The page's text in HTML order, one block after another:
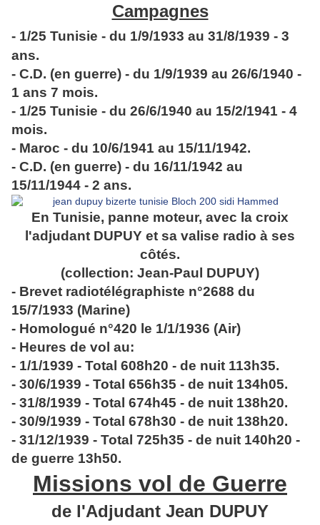
Campagnes
- 1/25 Tunisie - du 1/9/1933 au 31/8/1939 - 3
ans.
- C.D. (en guerre) - du 1/9/1939 au 26/6/1940 -
1 ans 7 mois.
- 1/25 Tunisie - du 26/6/1940 au 15/2/1941 - 4
mois.
- Maroc - du 10/6/1941 au 15/11/1942.
- C.D. (en guerre) - du 16/11/1942 au
15/11/1944 - 2 ans.
En Tunisie, panne moteur, avec la croix
l'adjudant DUPUY et sa valise radio à ses
côtés.
(collection: Jean-Paul DUPUY)
- Brevet radiotélégraphiste n°2688 du
15/7/1933 (Marine)
- Homologué n°420 le 1/1/1936 (Air)
- Heures de vol au:
- 1/1/1939 - Total 608h20 - de nuit 113h35.
- 30/6/1939 - Total 656h35 - de nuit 134h05.
- 31/8/1939 - Total 674h45 - de nuit 138h20.
- 30/9/1939 - Total 678h30 - de nuit 138h20.
- 31/12/1939 - Total 725h35 - de nuit 140h20 -
de guerre 13h50.
Missions vol de Guerre
de l'Adjudant Jean DUPUY